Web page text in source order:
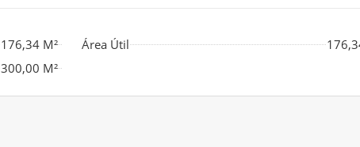
176,34 M² Área Útil
300,00 M²